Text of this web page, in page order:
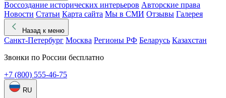
Воссоздание исторических интерьеров Авторские права
Новости Статьи Карта сайта Мы в СМИ Отзывы Галерея
Назад к меню
Санкт-Петербург Москва Регионы РФ Беларусь Казахстан
Звонки по России бесплатно
+7 (800) 555-46-75
RU